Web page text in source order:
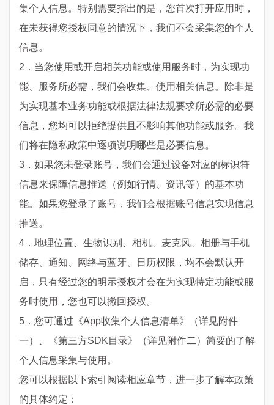
集个人信息。特别需要指出的是，您首次打开应用时，
在未获得您授权同意的情况下，我们不会采集您的个人
信息。
2．当您使用或开启相关功能或使用服务时，为实现功
能、服务所必需，我们会收集、使用相关信息。除非是
为实现基本业务功能或根据法律法规要求所必需的必要
信息，您均可以拒绝提供且不影响其他功能或服务。我
们将在隐私政策中逐项说明哪些是必要信息。
3．如果您未登录账号，我们会通过设备对应的标识符
信息来保障信息推送（例如行情、资讯等）的基本功
能。如果您登录了账号，我们会根据账号信息实现信息
推送。
4．地理位置、生物识别、相机、麦克风、相册与手机
储存、通知、网络与蓝牙、日历权限，均不会默认开
启，只有经过您的明示授权才会在为实现特定功能或服
务时使用，您也可以撤回授权。
5．您可通过 《App收集个人信息清单》
（详见附件
一）、
《第三方SDK目录》
（详见附件二）简要的了解
个人信息采集与使用。
您可以根据以下索引阅读相应章节，进一步了解本政策
的具体约定：